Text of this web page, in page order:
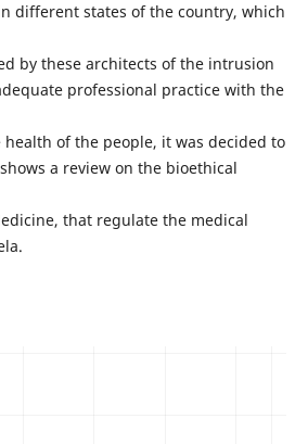
different states of the country, which
by these architects of the intrusion
professional practice with the
of the people, it was decided to
a review on the bioethical
that regulate the medical